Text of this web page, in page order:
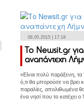
08.05.2015 | 17:18
Το Newsit.gr
αναπάντεχη
«Είναι πολύ παράξενη, τα
ό,τι θα μπορούσε να βρει
παραλίες, απολιθωμένα
ένα νησί που το κατέχει